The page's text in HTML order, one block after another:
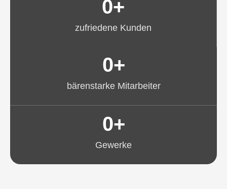
zufriedene Kunden
0+
bärenstarke Mitarbeiter
0+
Gewerke
0+